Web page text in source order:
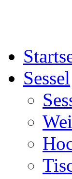
Sessel